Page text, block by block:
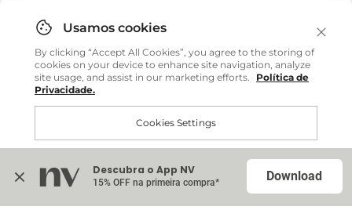
Você também pode gostar
Regata Beatriz - Marrom Espresso
R$ 948,00 R$ 379,20
ou até6x R$ 63,20sem juros
InternacionalDescubra o App NV
15% OFF na primeira compra* Download
By clicking “Accept All Cookies”, you agree to the storing of
cookies on your device to enhance site navigation, analyze
site usage, and assist in our marketing efforts.
Política de
Privacidade.
Cookies Settings
Accept All Cookies